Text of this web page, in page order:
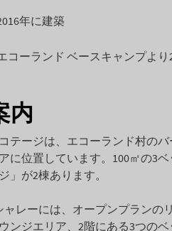
年に建築
コーランド ベースキャンプより
内
テージは、エコーランド村の
に位置しています。100㎡の3
」が2棟あります。
ャレーには、オープンプランの
ンジエリア、2階にある3つの